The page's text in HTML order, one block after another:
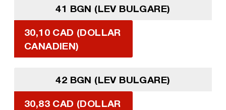
41 BGN (LEV BULGARE)
30,10 CAD (DOLLAR
CANADIEN)
42 BGN (LEV BULGARE)
30,83 CAD (DOLLAR